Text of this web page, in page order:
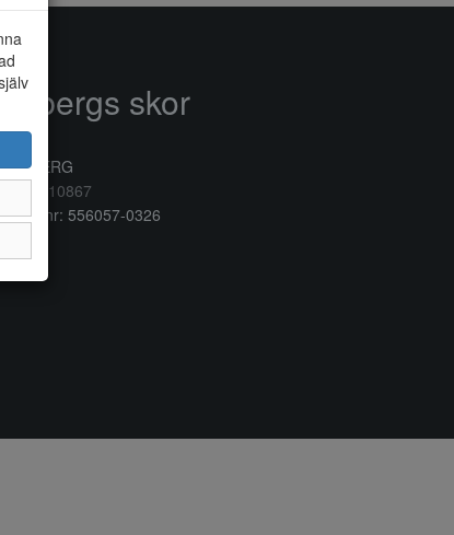
skor
0340/10867
556057-0326